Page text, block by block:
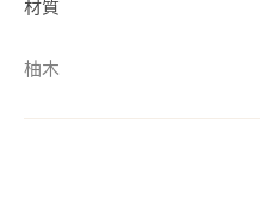
材質
柚木